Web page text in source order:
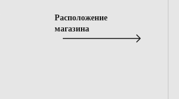
Расположение
магазина